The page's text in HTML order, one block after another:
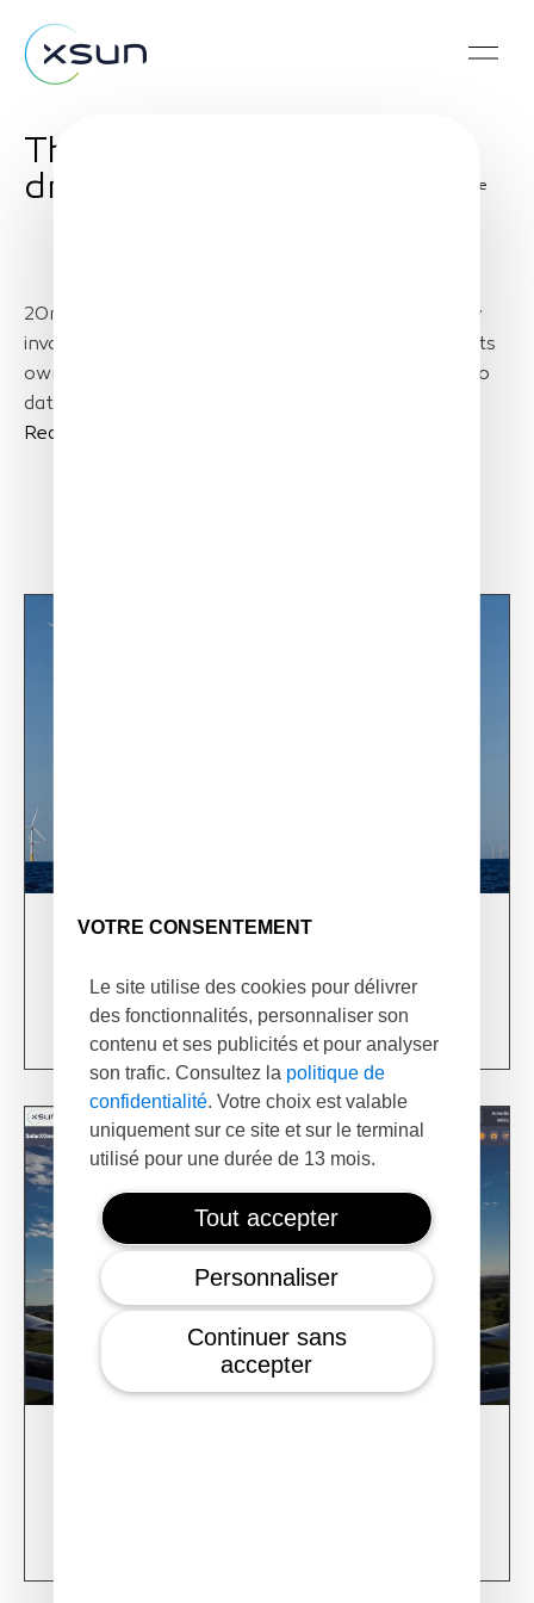
VOTRE CONSENTEMENT
Le site utilise des cookies pour délivrer
des fonctionnalités, personnaliser son
contenu et ses publicités et pour analyser
son trafic. Consultez la politique de
confidentialité. Votre choix est valable
uniquement sur ce site et sur le terminal
utilisé pour une durée de 13 mois.
Tout accepter
Personnaliser
Continuer sans
accepter
The first independent
drone in 20minutes
Share
20minutes presents the revolutionary technology
involved in our independent drone that can make its
own decisions: an aeronautical system dedicated to
data acquisition and surveillance missions.
Read more
03/06/24
USA
Learn more